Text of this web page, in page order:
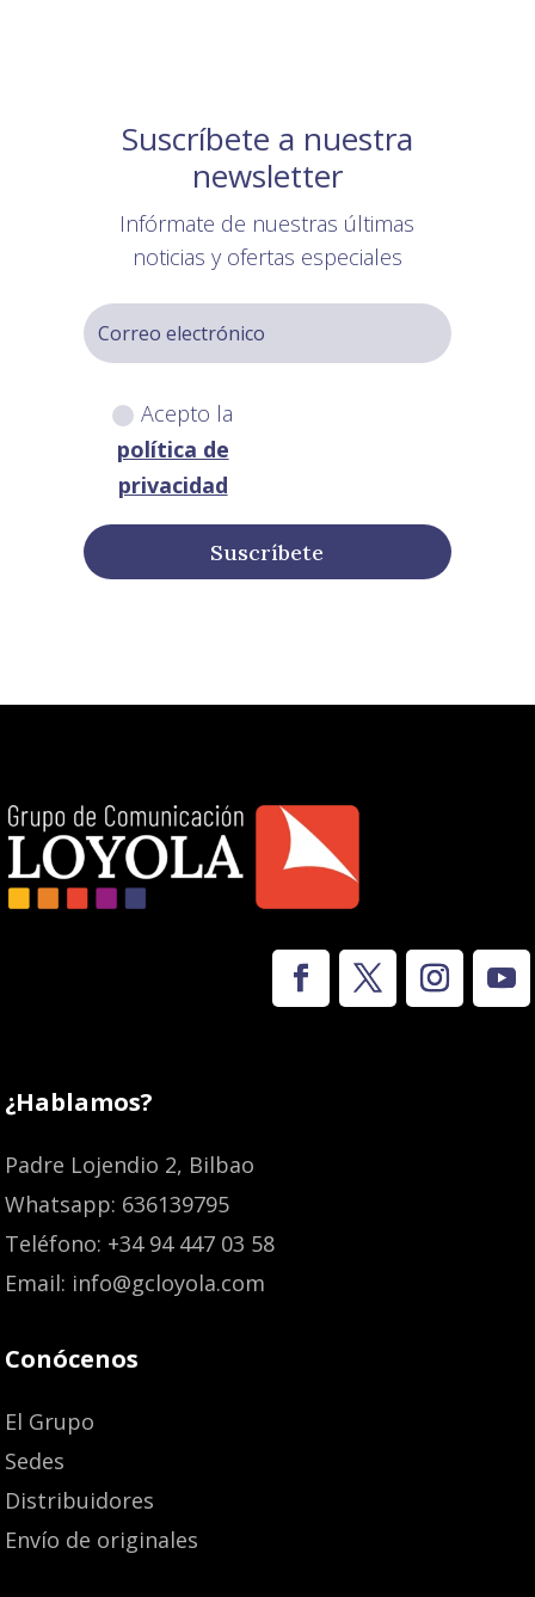
Suscríbete a nuestra
newsletter
Infórmate de nuestras últimas
noticias y ofertas especiales
Acepto la
política de
privacidad
Suscríbete
¿Hablamos?
Padre Lojendio 2, Bilbao
Whatsapp: 636139795
Teléfono: +34 94 447 03 58
Email: info@gcloyola.com
Conócenos
El Grupo
Sedes
Distribuidores
Envío de originales